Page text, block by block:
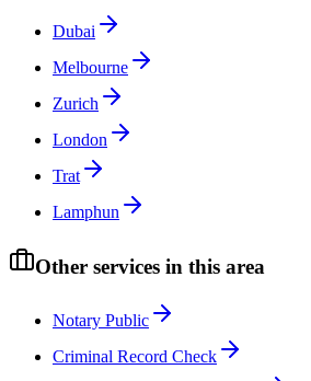
Dubai
Melbourne
Zurich
London
Trat
Lamphun
Other services in this area
Notary Public
Criminal Record Check